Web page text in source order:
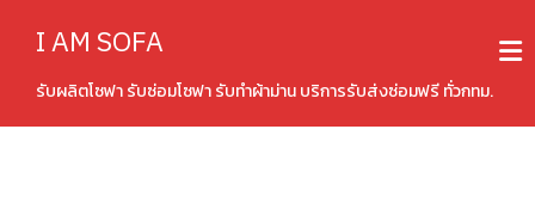
I AM SOFA
รับผลิตโซฟา รับซ่อมโซฟา รับทำผ้าม่าน บริการรับส่งซ่อมฟรี ทั่วกทม.